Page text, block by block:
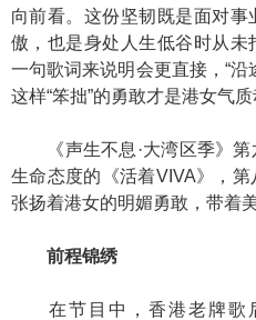
向前看。这份坚韧既是面对
傲，也是身处人生低谷时从
一句歌词来说明会更直接，“沿
这样“笨拙”的勇敢才是港女气质
《声生不息·大湾区季》第
生命态度的《活着VIVA》，第
张扬着港女的明媚勇敢，带着
前程锦绣
在节目中，香港老牌歌